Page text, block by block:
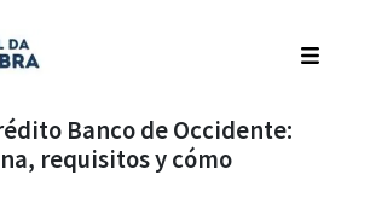
Banco de Occidente:
requisitos y cómo